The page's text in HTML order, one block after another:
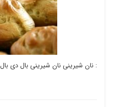
: نان شیرینی نان شیرینی بال دی بال